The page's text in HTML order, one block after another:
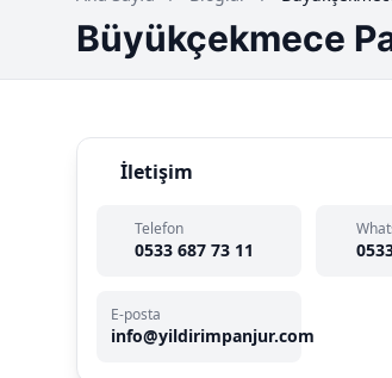
Büyükçekmece
İletişim
Telefon
0533 687 73 11
E-posta
info@yildirimpanjur.com